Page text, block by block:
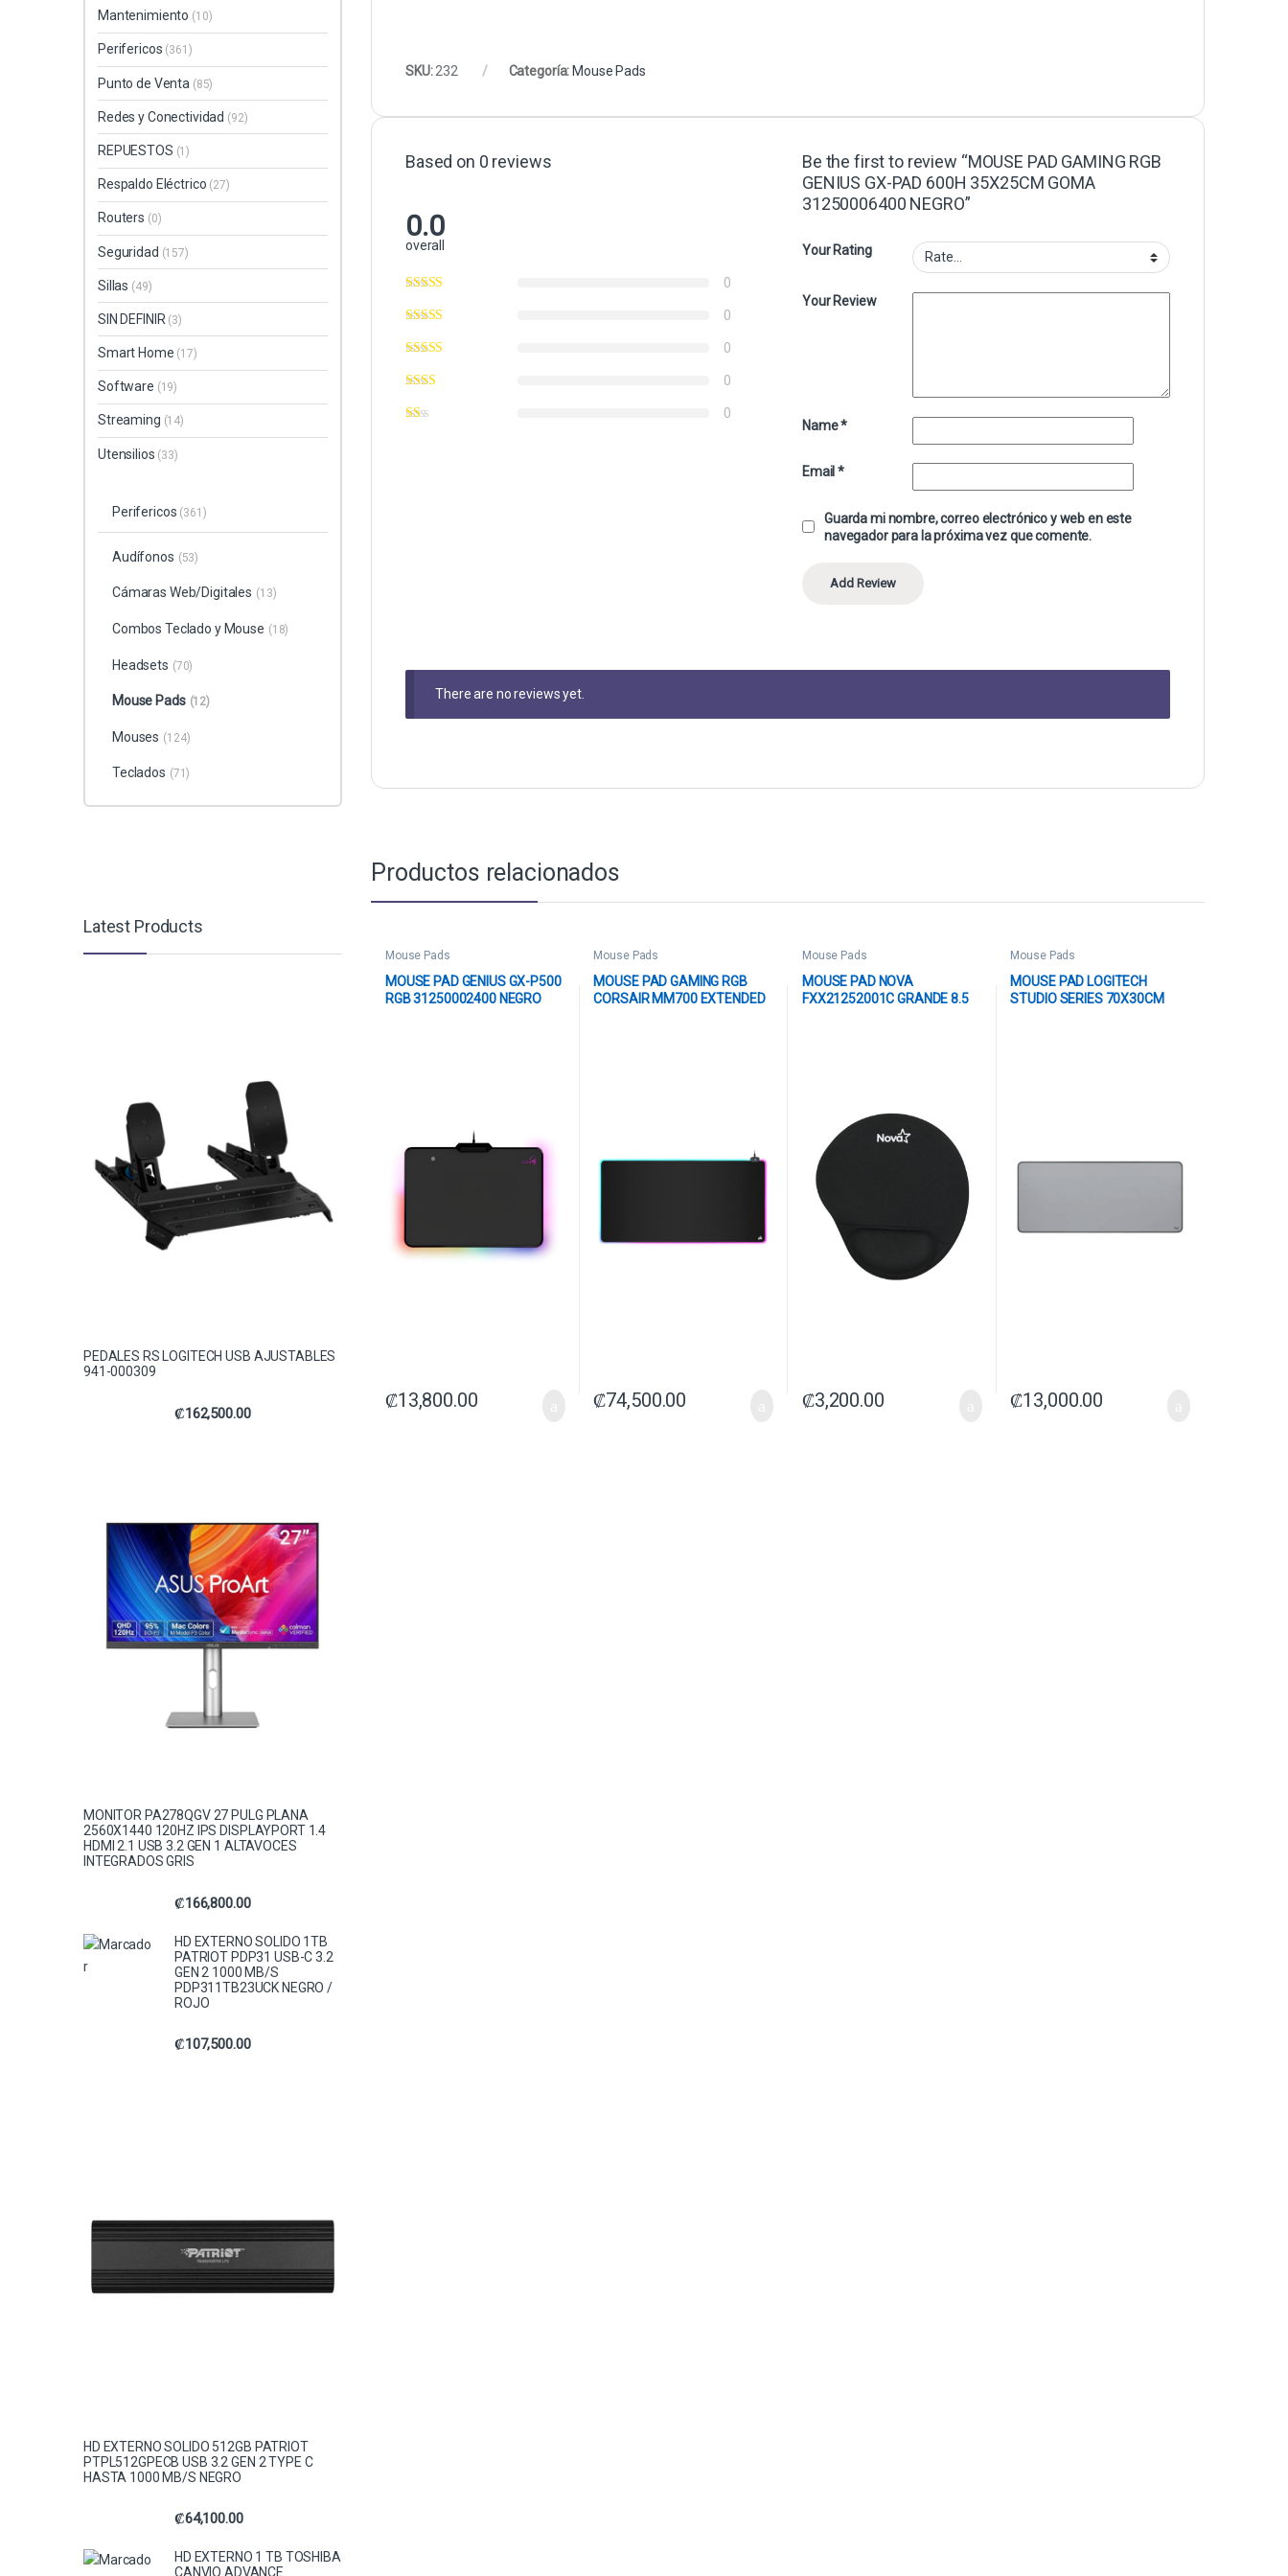
SKU:232 Categoría: Mouse Pads
Based on 0 reviews
0.0
overall
0
0
0
0
0
Be the first to review “MOUSE PAD GAMING RGB
GENIUS GX-PAD 600H 35X25CM GOMA
31250006400 NEGRO”
Your Rating
Your Review
Name*
Email*
Guarda mi nombre, correo electrónico y web en este
navegador para la próxima vez que comente.
There are no reviews yet.
Productos relacionados
Mouse Pads
MOUSE PAD GENIUS GX-P500
RGB 31250002400 NEGRO
₡13,800.00
Mouse Pads
MOUSE PAD GAMING RGB
CORSAIR MM700 EXTENDED
₡74,500.00
Mouse Pads
MOUSE PAD NOVA
FXX21252001C GRANDE 8.5
₡3,200.00
Mouse Pads
MOUSE PAD LOGITECH
STUDIO SERIES 70X30CM
₡13,000.00
Mantenimiento (10)
Perifericos (361)
Punto de Venta (85)
Redes y Conectividad (92)
REPUESTOS (1)
Respaldo Eléctrico (27)
Routers (0)
Seguridad (157)
Sillas (49)
SIN DEFINIR (3)
Smart Home (17)
Software (19)
Streaming (14)
Utensilios (33)
Perifericos (361)
Audífonos (53)
Cámaras Web/Digitales (13)
Combos Teclado y Mouse (18)
Headsets (70)
Mouse Pads (12)
Mouses (124)
Teclados (71)
Latest Products
PEDALES RS LOGITECH USB AJUSTABLES
941-000309
₡162,500.00
MONITOR PA278QGV 27 PULG PLANA
2560X1440 120HZ IPS DISPLAYPORT 1.4
HDMI 2.1 USB 3.2 GEN 1 ALTAVOCES
INTEGRADOS GRIS
₡166,800.00
HD EXTERNO SOLIDO 1TB
PATRIOT PDP31 USB-C 3.2
GEN 2 1000 MB/S
PDP311TB23UCK NEGRO /
ROJO
₡107,500.00
HD EXTERNO SOLIDO 512GB PATRIOT
PTPL512GPECB USB 3.2 GEN 2 TYPE C
HASTA 1000 MB/S NEGRO
₡64,100.00
HD EXTERNO 1 TB TOSHIBA
CANVIO ADVANCE